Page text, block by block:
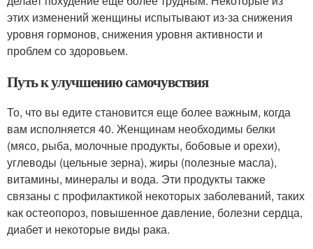
этих изменений женщины испытывают из-за снижения
уровня гормонов, снижения уровня активности и
проблем со здоровьем.
Путь к улучшению самочувствия
То, что вы едите становится еще более важным, когда
вам исполняется 40. Женщинам необходимы белки
(мясо, рыба, молочные продукты, бобовые и орехи),
углеводы (цельные зерна), жиры (полезные масла),
витамины, минералы и вода. Эти продукты также
связаны с профилактикой некоторых заболеваний, таких
как остеопороз, повышенное давление, болезни сердца,
диабет и некоторые виды рака.